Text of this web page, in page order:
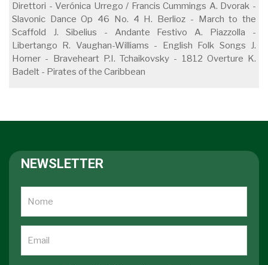
Direttori - Verónica Urrego / Francis Cummings A. Dvorak -
Slavonic Dance Op 46 No. 4 H. Berlioz - March to the
Scaffold J. Sibelius - Andante Festivo A. Piazzolla -
Libertango R. Vaughan-Williams - English Folk Songs J.
Horner - Braveheart P.I. Tchaikovsky - 1812 Overture K.
Badelt - Pirates of the Caribbean
NEWSLETTER